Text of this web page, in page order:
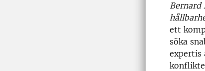
Bernard
ett
söka
expertis